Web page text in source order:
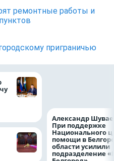
ремонтные работы и
приграничью
Александр
При поддержке
Национального
помощи в
области усилили
подразделение